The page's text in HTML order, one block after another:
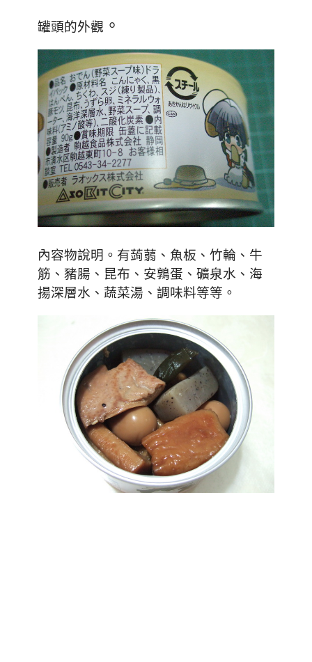
罐頭的外觀 。
內容物說明 。有蒟蒻 、 魚板 、 竹輪 、牛
筋 、 豬腸 、 昆布 、 安鶉蛋 、 礦泉水 、 海
揚深層水 、 蔬菜湯 、 調味料等等 。